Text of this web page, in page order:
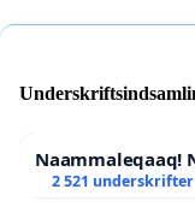
Naammaleqaaq!
2 521 underskrifter